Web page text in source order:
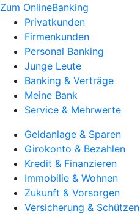
Zum OnlineBanking
Privatkunden
Firmenkunden
Personal Banking
Junge Leute
Banking & Verträge
Meine Bank
Service & Mehrwerte
Geldanlage & Sparen
Girokonto & Bezahlen
Kredit & Finanzieren
Immobilie & Wohnen
Zukunft & Vorsorgen
Versicherung & Schützen